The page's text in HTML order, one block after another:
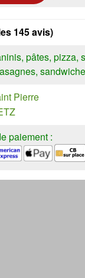
145 avis)
pâtes, pizza,
Pierre
paiement :